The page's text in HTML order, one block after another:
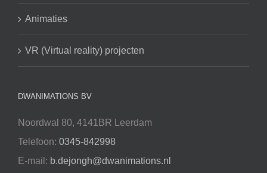
Animaties
VR (Virtual reality) projecten
DWANIMATIONS BV
Noordwal 80, 4141BR Leerdam
Telefoon: 0345-842998
E-mail: b.dejongh@dwanimations.nl